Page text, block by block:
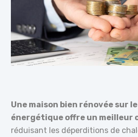
Une maison bien rénovée sur
énergétique offre un meilleur
réduisant les déperditions de